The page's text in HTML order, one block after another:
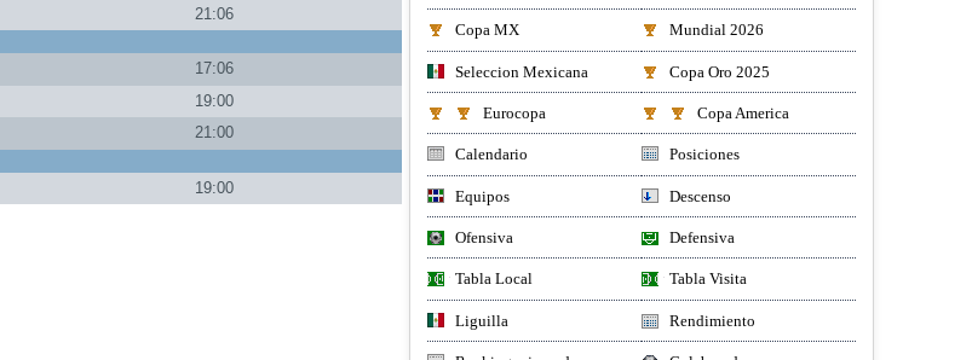
21:06
17:06
19:00
21:00
19:00
Copa MX Mundial 2026
Seleccion Mexicana Copa Oro 2025
Eurocopa Copa America
Calendario Posiciones
Equipos Descenso
Ofensiva Defensiva
Tabla Local Tabla Visita
Liguilla Rendimiento